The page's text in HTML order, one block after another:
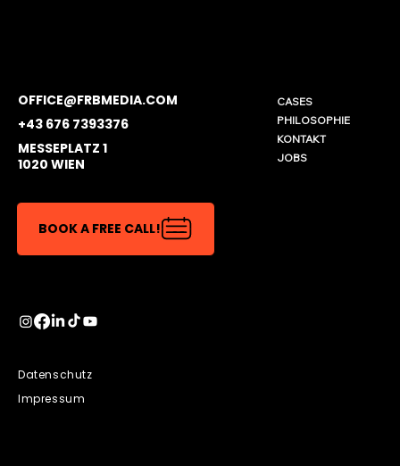
OFFICE@FRBMEDIA.COM
+43 676 7393376
MESSEPLATZ 1
1020 WIEN
BOOK A FREE CALL!
CASES
PHILOSOPHIE
KONTAKT
JOBS
Impressum
Datenschutz